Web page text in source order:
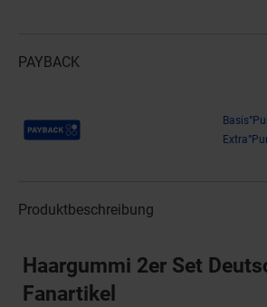
PAYBACK
Payback Punkte
Produktbeschreibung
Haargummi 2er Set
Fanartikel